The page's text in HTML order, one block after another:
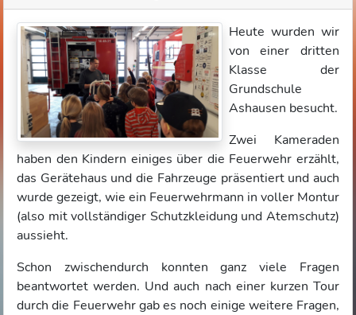
Heute wurden wir
von einer dritten
Klasse der
Grundschule
Ashausen besucht.
Zwei Kameraden
haben den Kindern einiges über die Feuerwehr erzählt,
das Gerätehaus und die Fahrzeuge präsentiert und auch
wurde gezeigt, wie ein Feuerwehrmann in voller Montur
(also mit vollständiger Schutzkleidung und Atemschutz)
aussieht.
Schon zwischendurch konnten ganz viele Fragen
beantwortet werden. Und auch nach einer kurzen Tour
durch die Feuerwehr gab es noch einige weitere Fragen,